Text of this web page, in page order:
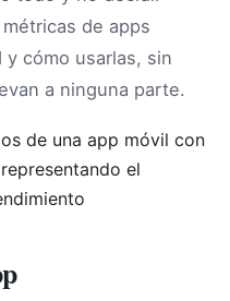
de apps
cómo usarlas, sin
a ninguna parte.